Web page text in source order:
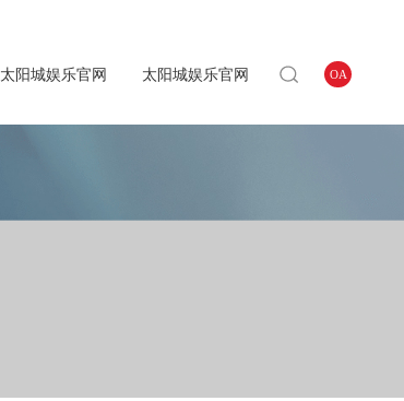
太阳城娱乐官网 太阳城娱乐官网 OA